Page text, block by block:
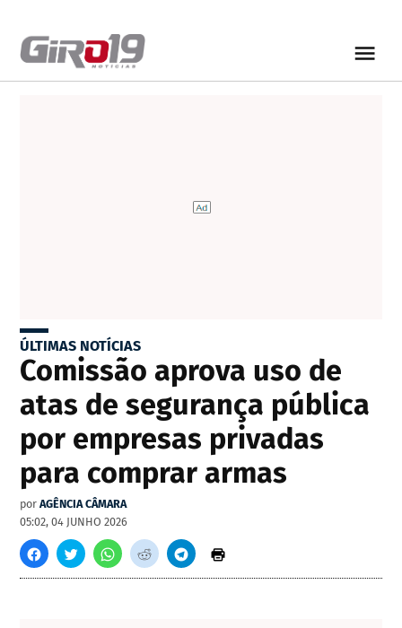
ÚLTIMAS NOTÍCIAS
Comissão aprova uso de
atas de segurança pública
por empresas privadas
para comprar armas
por AGÊNCIA CÂMARA
05:02, 04 JUNHO 2026